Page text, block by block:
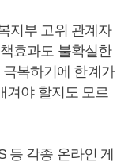
지부 고위 관계자
효과도 불확실한
복하기에 한계가
겨야 할지도 모르
등 각종 온라인 게